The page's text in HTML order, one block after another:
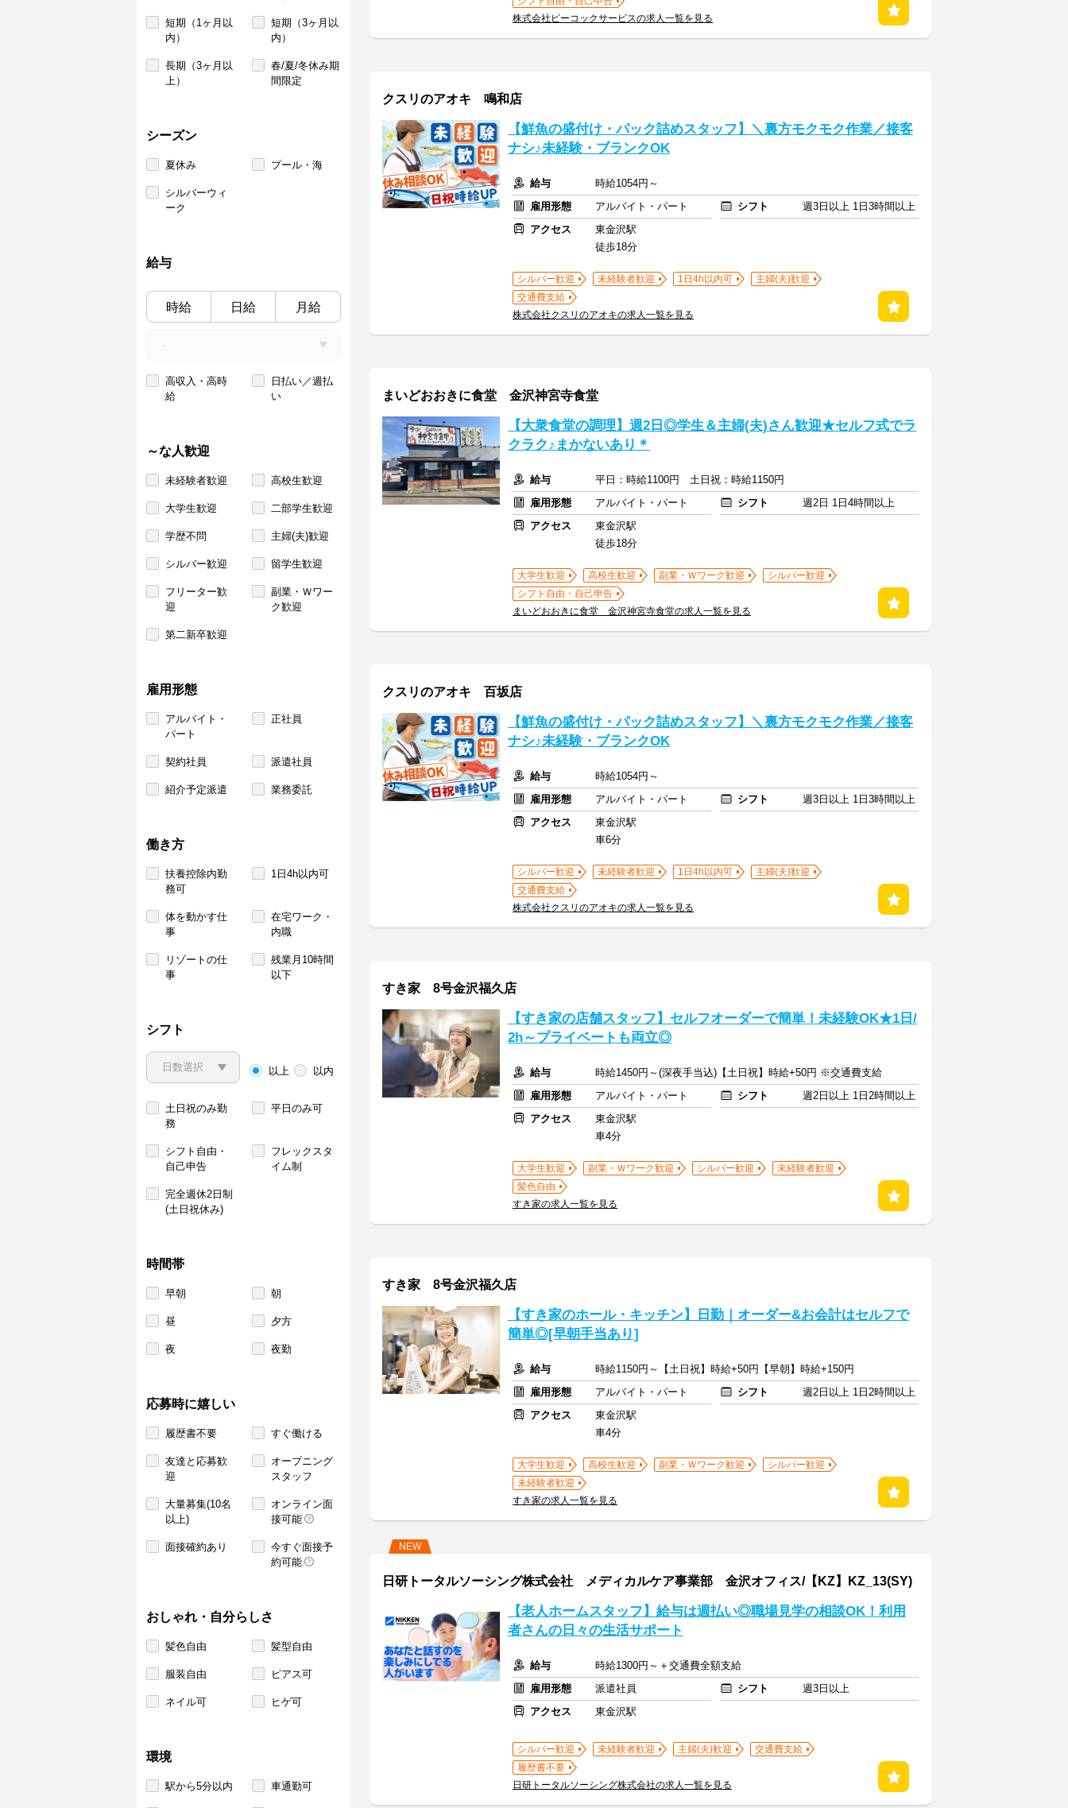
短期（1ヶ月以
内）
短期（3ヶ月以
内）
長期（3ヶ月以
上）
春/夏/冬休み期
間限定
シーズン
夏休み プール・海
シルバーウィ
ーク
給与
時給 日給 月給
高収入・高時
給
日払い／週払
い
～な人歓迎
未経験者歓迎 高校生歓迎
大学生歓迎 二部学生歓迎
学歴不問 主婦(夫)歓迎
シルバー歓迎 留学生歓迎
フリーター歓
迎
副業・Ｗワー
ク歓迎
第二新卒歓迎
雇用形態
アルバイト・
パート
正社員
契約社員 派遣社員
紹介予定派遣 業務委託
働き方
扶養控除内勤
務可
1日4h以内可
体を動かす仕
事
在宅ワーク・
内職
リゾートの仕
事
残業月10時間
以下
シフト
以上 以内
土日祝のみ勤
務
平日のみ可
シフト自由・
自己申告
フレックスタ
イム制
完全週休2日制
(土日祝休み)
時間帯
早朝 朝
昼 夕方
夜 夜勤
応募時に嬉しい
履歴書不要 すぐ働ける
友達と応募歓
迎
オープニング
スタッフ
大量募集(10名
以上)
オンライン面
接可能
面接確約あり
今すぐ面接予
約可能
おしゃれ・自分らしさ
髪色自由 髪型自由
服装自由 ピアス可
ネイル可 ヒゲ可
環境
駅から5分以内 車通勤可
株式会社ピーコックサービスの求人一覧を見る
クスリのアオキ 鳴和店
【鮮魚の盛付け・パック詰めスタッフ】＼裏方モクモク作業／接客
ナシ♪未経験・ブランクOK
給与
時給1054円～
雇用形態
アルバイト・パート シフト
週3日以上 1日3時間以上
アクセス
東金沢駅
徒歩18分
シルバー歓迎 未経験者歓迎 1日4h以内可
主婦(夫)歓迎
交通費支給
株式会社クスリのアオキの求人一覧を見る
まいどおおきに食堂 金沢神宮寺食堂
【大衆食堂の調理】週2日◎学生＆主婦(夫)さん歓迎★セルフ式でラ
クラク♪まかないあり＊
給与
平日：時給1100円 土日祝：時給1150円
雇用形態
アルバイト・パート シフト
週2日 1日4時間以上
アクセス
東金沢駅
徒歩18分
大学生歓迎 高校生歓迎 副業・Ｗワーク歓迎
シルバー歓迎
シフト自由・自己申告
まいどおおきに食堂 金沢神宮寺食堂の求人一覧を見る
クスリのアオキ 百坂店
【鮮魚の盛付け・パック詰めスタッフ】＼裏方モクモク作業／接客
ナシ♪未経験・ブランクOK
給与
時給1054円～
雇用形態
アルバイト・パート シフト
週3日以上 1日3時間以上
アクセス
東金沢駅
車6分
シルバー歓迎 未経験者歓迎 1日4h以内可
主婦(夫)歓迎
交通費支給
株式会社クスリのアオキの求人一覧を見る
すき家 8号金沢福久店
【すき家の店舗スタッフ】セルフオーダーで簡単！未経験OK★1日/
2h～プライベートも両立◎
給与
時給1450円～(深夜手当込)【土日祝】時給+50円 ※交通費支給
雇用形態
アルバイト・パート シフト
週2日以上 1日2時間以上
アクセス
東金沢駅
車4分
大学生歓迎 副業・Ｗワーク歓迎 シルバー歓迎
未経験者歓迎
髪色自由
すき家の求人一覧を見る
すき家 8号金沢福久店
【すき家のホール・キッチン】日勤｜オーダー&お会計はセルフで
簡単◎[早朝手当あり]
給与
時給1150円～【土日祝】時給+50円【早朝】時給+150円
雇用形態
アルバイト・パート シフト
週2日以上 1日2時間以上
アクセス
東金沢駅
車4分
大学生歓迎 高校生歓迎 副業・Ｗワーク歓迎
シルバー歓迎
未経験者歓迎
すき家の求人一覧を見る
NEW
日研トータルソーシング株式会社 メディカルケア事業部 金沢オフィス/【KZ】KZ_13(SY)
【老人ホームスタッフ】給与は週払い◎職場見学の相談OK！利用
者さんの日々の生活サポート
給与
時給1300円～＋交通費全額支給
雇用形態
派遣社員 シフト
週3日以上
アクセス
東金沢駅
シルバー歓迎 未経験者歓迎 主婦(夫)歓迎
交通費支給
履歴書不要
日研トータルソーシング株式会社の求人一覧を見る